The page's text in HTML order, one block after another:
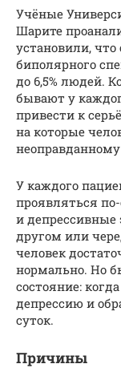
Учёные
Шарите
установили,
биполярного
до 6,5% людей.
бывают у
привести к
на которые
У каждого
проявляться
и депрессивные
другом или
человек
нормально. Но
состояние:
депрессию и
суток.
Причины